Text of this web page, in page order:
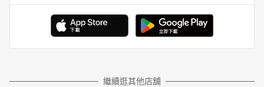
繼續逛其他店舖